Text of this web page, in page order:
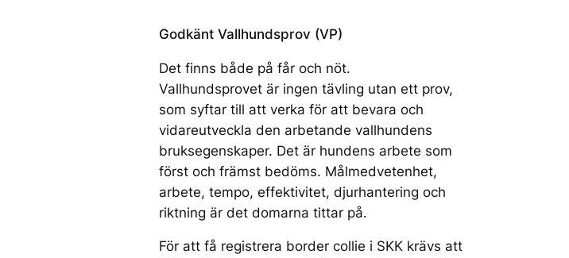
Godkänt Vallhundsprov (VP)
Det finns både på får och nöt.
Vallhundsprovet är ingen tävling utan ett prov,
som syftar till att verka för att bevara och
vidareutveckla den arbetande vallhundens
bruksegenskaper. Det är hundens arbete som
först och främst bedöms. Målmedvetenhet,
arbete, tempo, effektivitet, djurhantering och
riktning är det domarna tittar på.
För att få registrera border collie i SKK krävs att